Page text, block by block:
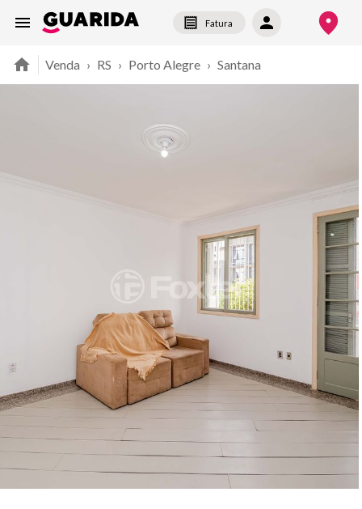
Fatura
Venda › RS › Porto Alegre › Santana